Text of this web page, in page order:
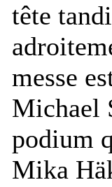
tête
messe
Michael
podium
Mika